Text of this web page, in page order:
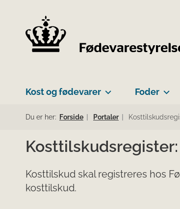
Kost og fødevarer Foder
Du er her: Forside Portaler
Kosttilskud skal registreres hos
kosttilskud.